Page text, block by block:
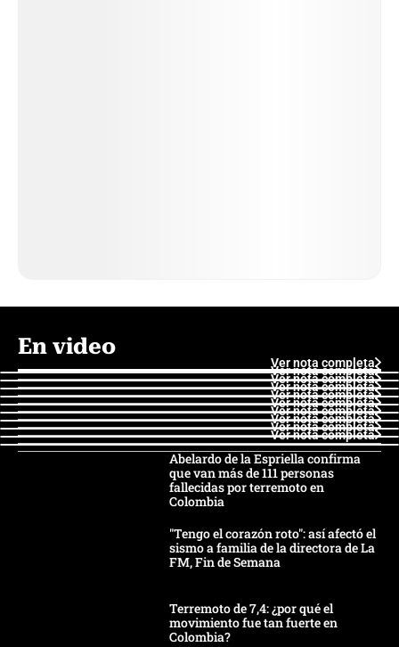
En video
Ver nota completa
Ver nota completa
Ver nota completa
Ver nota completa
Ver nota completa
Ver nota completa
Ver nota completa
Ver nota completa
Ver nota completa
Ver nota completa
Abelardo de la Espriella confirma
que van más de 111 personas
fallecidas por terremoto en
Colombia
"Tengo el corazón roto": así afectó el
sismo a familia de la directora de La
FM, Fin de Semana
Terremoto de 7,4: ¿por qué el
movimiento fue tan fuerte en
Colombia?